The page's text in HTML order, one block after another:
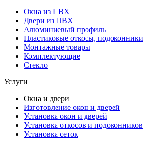
Окна из ПВХ
Двери из ПВХ
Алюминиевый профиль
Пластиковые откосы, подоконники
Монтажные товары
Комплектующие
Стекло
Услуги
Окна и двери
Изготовление окон и дверей
Установка окон и дверей
Установка откосов и подоконников
Установка сеток